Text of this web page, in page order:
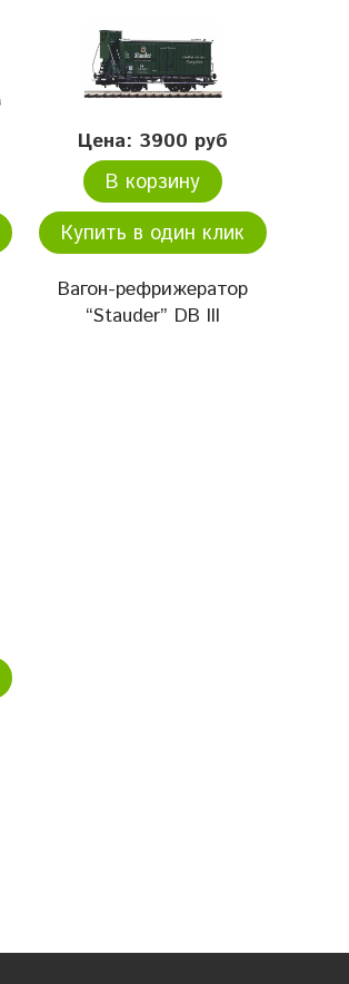
Цена: 3900 руб
В корзину
Купить в один клик
Вагон-рефрижератор
“Stauder” DB III